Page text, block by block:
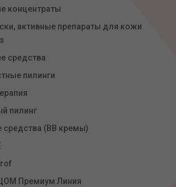
концентраты
активные препараты для кожи
средства
пилинги
пилинг
средства (ВВ кремы)
Премиум Линия